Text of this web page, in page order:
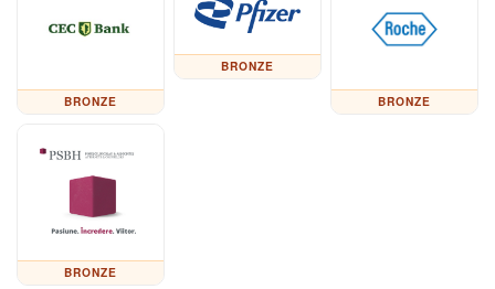
BRONZE
BRONZE
BRONZE
BRONZE